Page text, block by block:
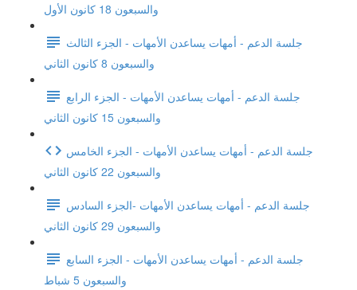
والسبعون 18 كانون الأول
جلسة الدعم - أمهات يساعدن الأمهات - الجزء الثالث
والسبعون 8 كانون الثاني
جلسة الدعم - أمهات يساعدن الأمهات - الجزء الرابع
والسبعون 15 كانون الثاني
جلسة الدعم - أمهات يساعدن الأمهات - الجزء الخامس
والسبعون 22 كانون الثاني
جلسة الدعم - أمهات يساعدن الأمهات -الجزء السادس
والسبعون 29 كانون الثاني
جلسة الدعم - أمهات يساعدن الأمهات - الجزء السابع
والسبعون 5 شباط